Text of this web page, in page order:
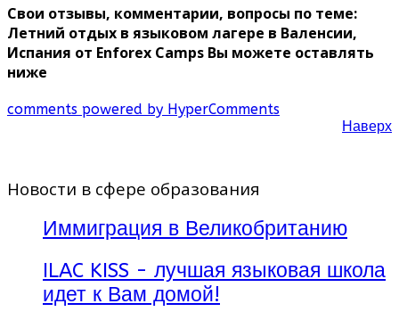
Свои отзывы, комментарии, вопросы по теме:
Летний отдых в языковом лагере в Валенсии,
Испания от Enforex Camps Вы можете оставлять
ниже
comments powered by HyperComments
Наверх
Новости в сфере образования
Иммиграция в Великобританию
ILAC KISS - лучшая языковая школа
идет к Вам домой!